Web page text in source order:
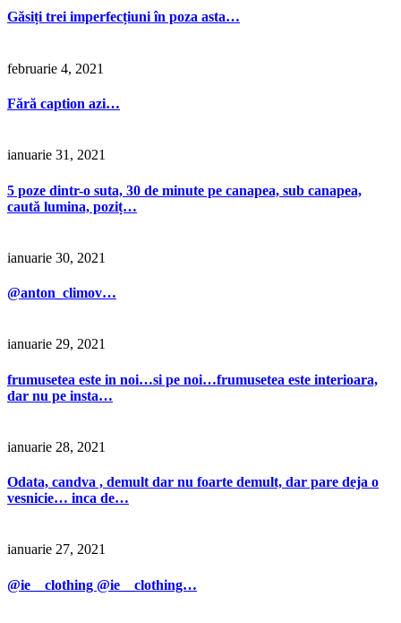
Găsiți trei imperfecțiuni în poza asta…
februarie 4, 2021
Fără caption azi…
ianuarie 31, 2021
5 poze dintr-o suta, 30 de minute pe canapea, sub canapea,
caută lumina, poziț…
ianuarie 30, 2021
@anton_climov…
ianuarie 29, 2021
frumusetea este in noi…si pe noi…frumusetea este interioara,
dar nu pe insta…
ianuarie 28, 2021
Odata, candva , demult dar nu foarte demult, dar pare deja o
vesnicie… inca de…
ianuarie 27, 2021
@ie__clothing @ie__clothing…